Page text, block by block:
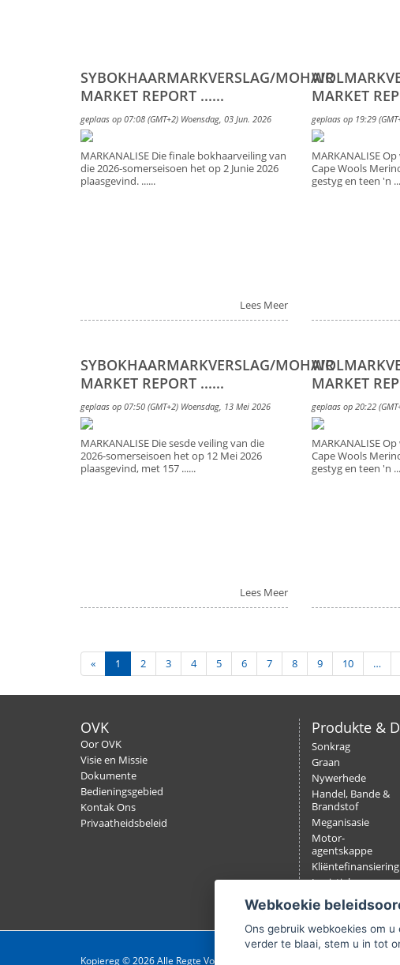
SYBOKHAARMARKVERSLAG/MOHAIR
MARKET REPORT ......
geplaas op 07:08 (GMT+2) Woensdag, 03 Jun. 2026
MARKANALISE Die finale bokhaarveiling van
die 2026-somerseisoen het op 2 Junie 2026
plaasgevind. ......
Lees Meer
MARKET
geplaas op 19:29
MARKANALISE
Cape Wools
gestyg en teen 'n
SYBOKHAARMARKVERSLAG/MOHAIR
MARKET REPORT ......
geplaas op 07:50 (GMT+2) Woensdag, 13 Mei 2026
MARKANALISE Die sesde veiling van die
2026-somerseisoen het op 12 Mei 2026
plaasgevind, met 157 ......
Lees Meer
MARKET
geplaas op 20:22
MARKANALISE
Cape Wools
gestyg en teen 'n
« 1 2 3 4 5 6 7 8 9 10 …
OVK
Oor OVK
Visie en Missie
Dokumente
Bedieningsgebied
Kontak Ons
Privaatheidsbeleid
Produkte &
Sonkrag
Graan
Nywerhede
Handel, Bande &
Brandstof
Meganisasie
Motor-
agentskappe
Kliëntefinansiering
Logistiek
Versekering
Kopiereg © 2026 Alle Regte Voorbehou.
Webkoekie
Ons gebruik webkoekies om
verder te blaai, stem u in tot